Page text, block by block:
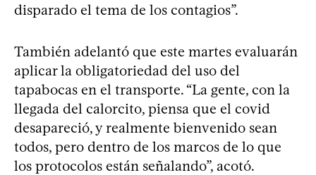
disparado el tema de los contagios”.
También adelantó que este martes evaluarán
aplicar la obligatoriedad del uso del
tapabocas en el transporte. “La gente, con la
llegada del calorcito, piensa que el covid
desapareció, y realmente bienvenido sean
todos, pero dentro de los marcos de lo que
los protocolos están señalando”, acotó.